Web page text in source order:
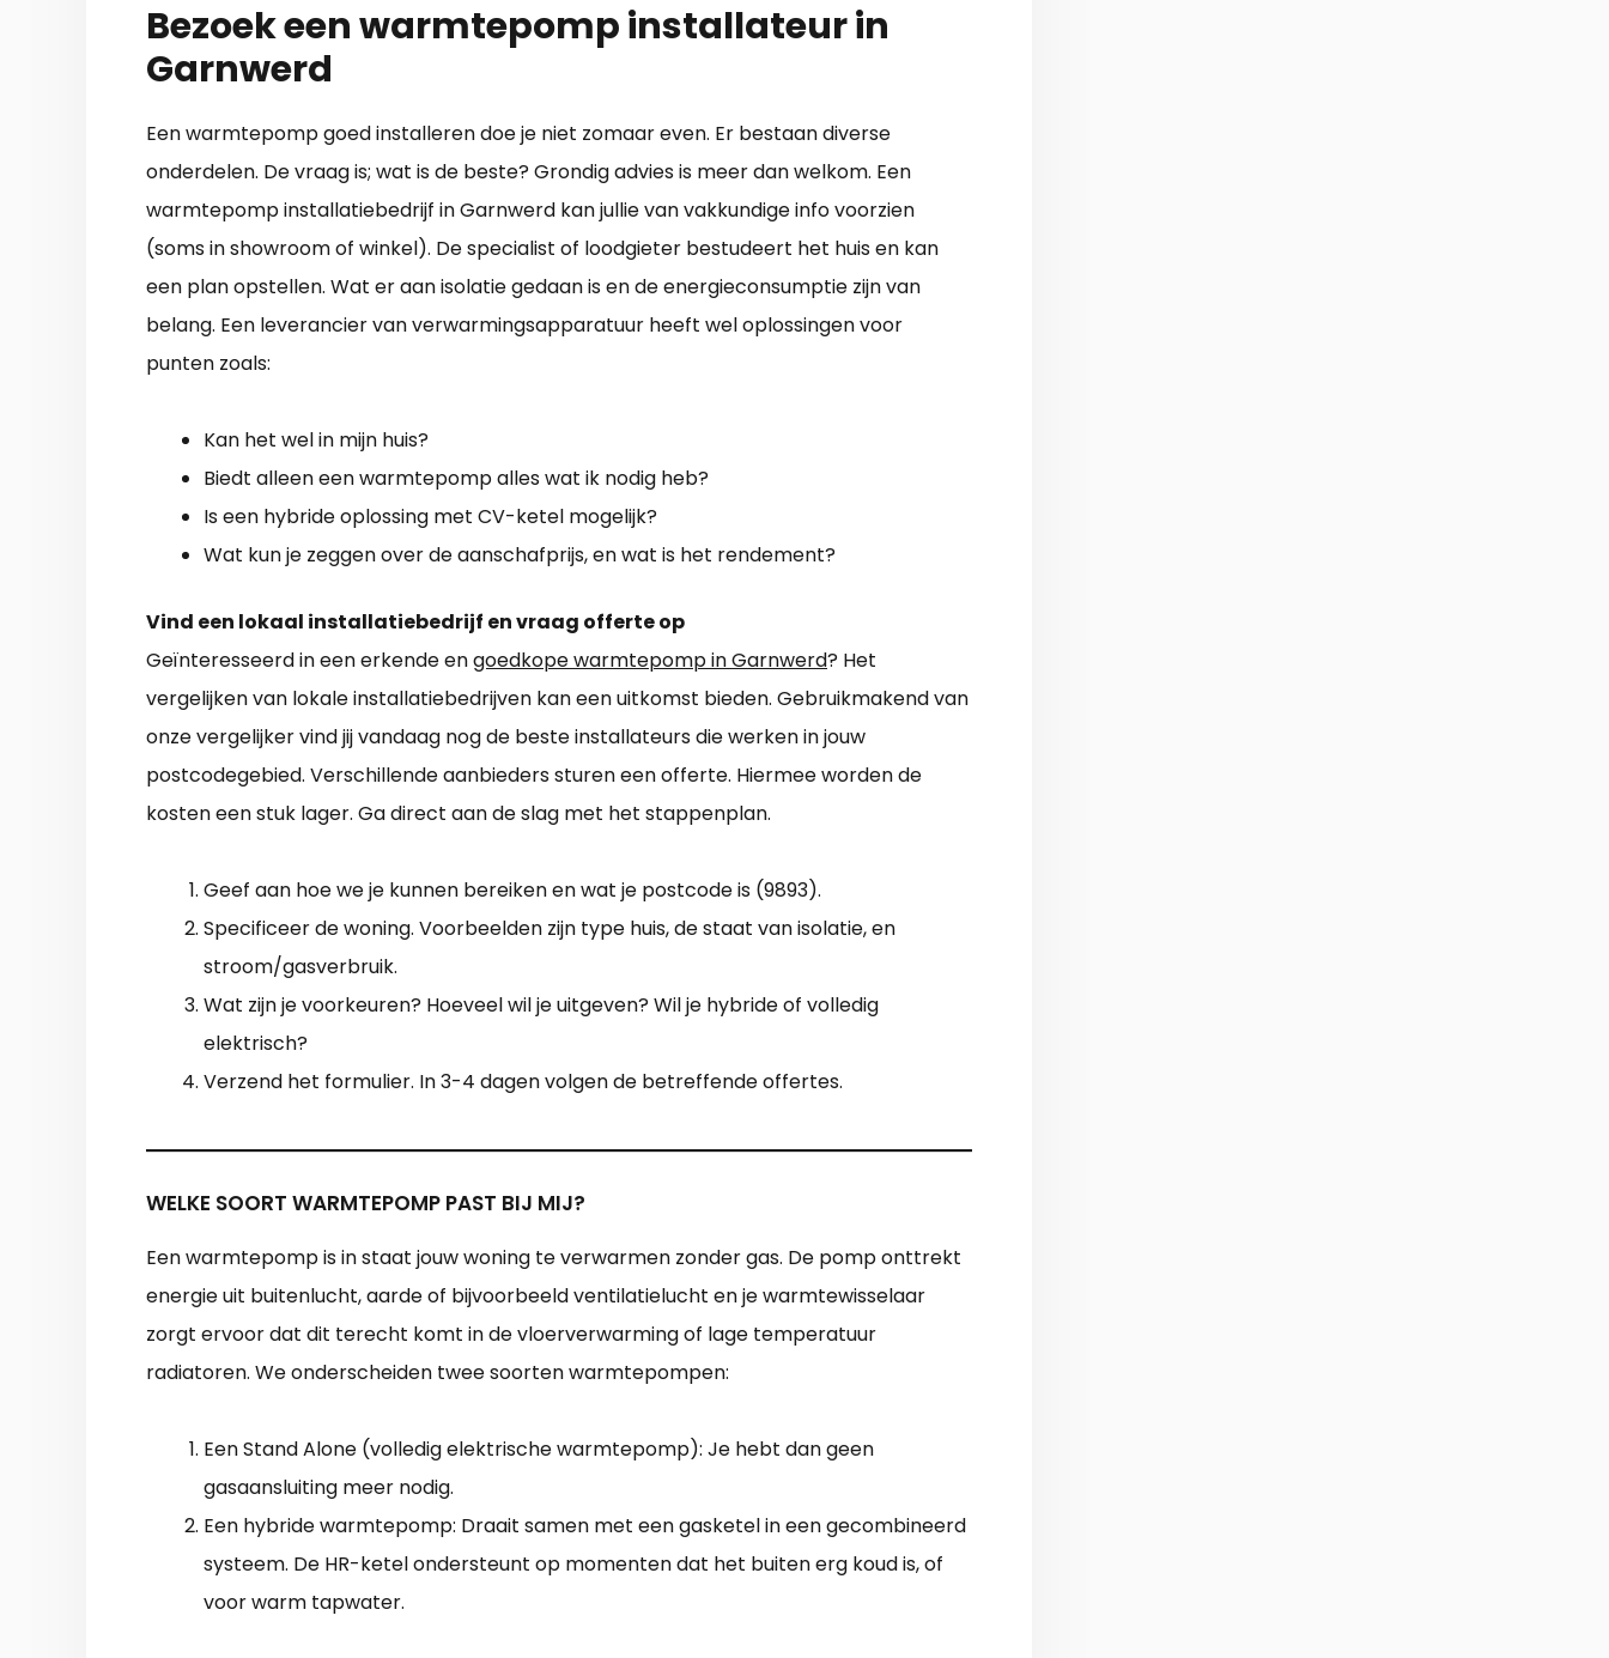
Bezoek een warmtepomp installateur in
Garnwerd
Een warmtepomp goed installeren doe je niet zomaar even. Er bestaan diverse
onderdelen. De vraag is; wat is de beste? Grondig advies is meer dan welkom. Een
warmtepomp installatiebedrijf in Garnwerd kan jullie van vakkundige info voorzien
(soms in showroom of winkel). De specialist of loodgieter bestudeert het huis en kan
een plan opstellen. Wat er aan isolatie gedaan is en de energieconsumptie zijn van
belang. Een leverancier van verwarmingsapparatuur heeft wel oplossingen voor
punten zoals:
Kan het wel in mijn huis?
Biedt alleen een warmtepomp alles wat ik nodig heb?
Is een hybride oplossing met CV-ketel mogelijk?
Wat kun je zeggen over de aanschafprijs, en wat is het rendement?
Vind een lokaal installatiebedrijf en vraag offerte op
Geïnteresseerd in een erkende engoedkope warmtepomp in Garnwerd? Het
vergelijken van lokale installatiebedrijven kan een uitkomst bieden. Gebruikmakend van
onze vergelijker vind jij vandaag nog de beste installateurs die werken in jouw
postcodegebied. Verschillende aanbieders sturen een offerte. Hiermee worden de
kosten een stuk lager. Ga direct aan de slag met het stappenplan.
Geef aan hoe we je kunnen bereiken en wat je postcode is (9893).
Specificeer de woning. Voorbeelden zijn type huis, de staat van isolatie, en
stroom/gasverbruik.
Wat zijn je voorkeuren? Hoeveel wil je uitgeven? Wil je hybride of volledig
elektrisch?
Verzend het formulier. In 3-4 dagen volgen de betreffende offertes.
WELKE SOORT WARMTEPOMP PAST BIJ MIJ?
Een warmtepomp is in staat jouw woning te verwarmen zonder gas. De pomp onttrekt
energie uit buitenlucht, aarde of bijvoorbeeld ventilatielucht en je warmtewisselaar
zorgt ervoor dat dit terecht komt in de vloerverwarming of lage temperatuur
radiatoren. We onderscheiden twee soorten warmtepompen:
Een Stand Alone (volledig elektrische warmtepomp): Je hebt dan geen
gasaansluiting meer nodig.
Een hybride warmtepomp: Draait samen met een gasketel in een gecombineerd
systeem. De HR-ketel ondersteunt op momenten dat het buiten erg koud is, of
voor warm tapwater.